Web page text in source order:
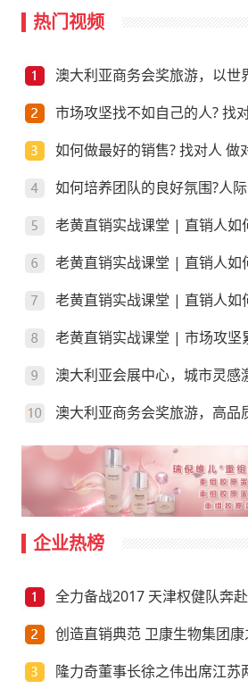
热门视频
澳大利亚商务会奖旅游，以世
市场攻坚找不如自己的人? 找
如何做最好的销售? 找对人 做
如何培养团队的良好氛围?人
老黄直销实战课堂 | 直销人如
老黄直销实战课堂 | 直销人如
老黄直销实战课堂 | 直销人如
老黄直销实战课堂 | 市场攻坚
澳大利亚会展中心，城市灵感
澳大利亚商务会奖旅游，高品
企业热榜
全力备战2017 天津权健队奔
创造直销典范 卫康生物集团康
隆力奇董事长徐之伟出席江苏